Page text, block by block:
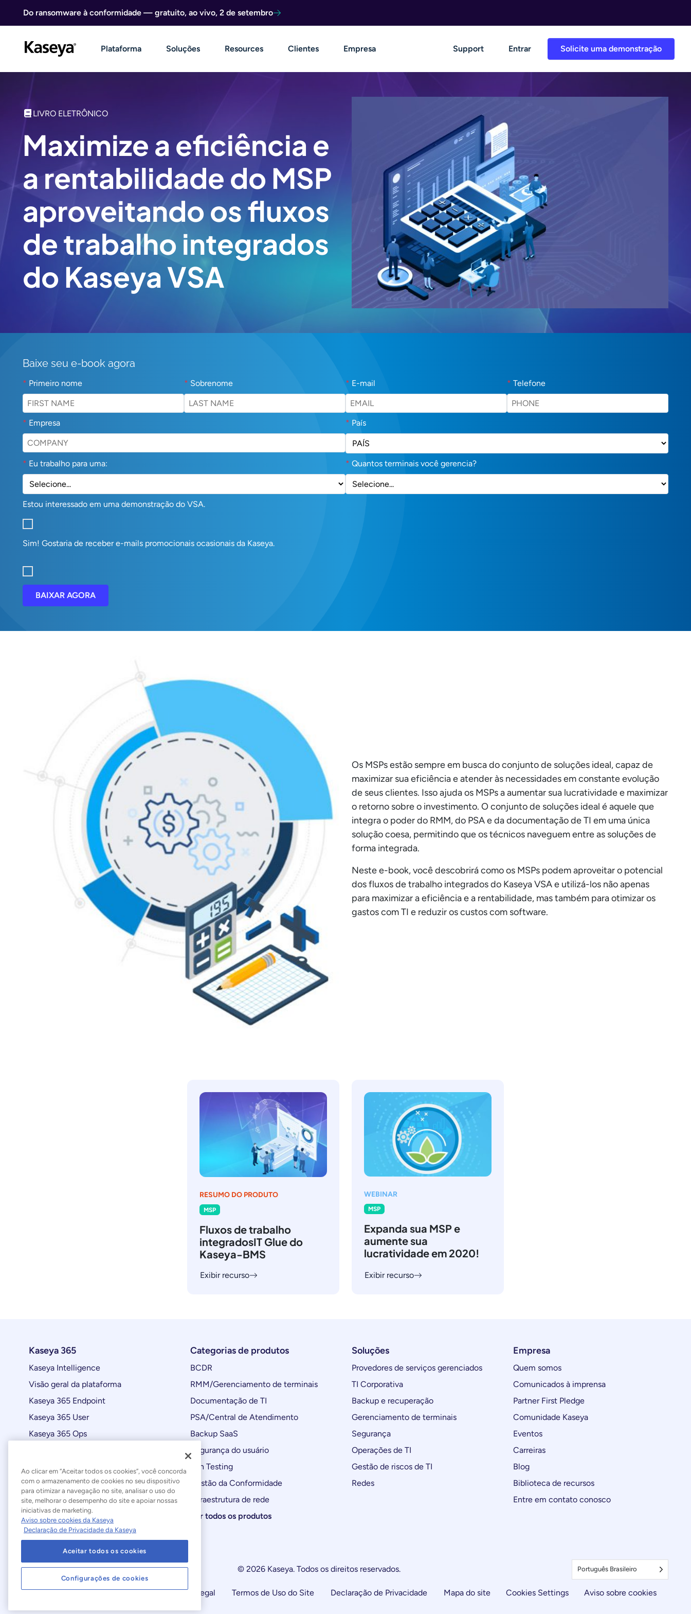
Do ransomware à conformidade — gratuito, ao vivo, 2 de setembro
Solicite uma demonstração
Plataforma Soluções Resources Clientes Empresa Support Entrar
LIVRO ELETRÔNICO
Maximize a eficiência e
a rentabilidade do MSP
aproveitando os fluxos
de trabalho integrados
do Kaseya VSA
Baixe seu e-book agora
* Primeiro nome * Sobrenome * E-mail * Telefone
* Empresa * País
* Eu trabalho para uma: * Quantos terminais você gerencia?
Estou interessado em uma demonstração do VSA.
Sim! Gostaria de receber e-mails promocionais ocasionais da Kaseya.
BAIXAR AGORA
Os MSPs estão sempre em busca do conjunto de soluções ideal, capaz de
maximizar sua eficiência e atender às necessidades em constante evolução
de seus clientes. Isso ajuda os MSPs a aumentar sua lucratividade e maximizar
o retorno sobre o investimento. O conjunto de soluções ideal é aquele que
integra o poder do RMM, do PSA e da documentação de TI em uma única
solução coesa, permitindo que os técnicos naveguem entre as soluções de
forma integrada.
Neste e-book, você descobrirá como os MSPs podem aproveitar o potencial
dos fluxos de trabalho integrados do Kaseya VSA e utilizá-los não apenas
para maximizar a eficiência e a rentabilidade, mas também para otimizar os
gastos com TI e reduzir os custos com software.
RESUMO DO PRODUTO
MSP
Fluxos de trabalho
integradosIT Glue do
Kaseya-BMS
Exibir recurso
WEBINAR
MSP
Expanda sua MSP e
aumente sua
lucratividade em 2020!
Exibir recurso
Kaseya 365
Kaseya Intelligence
Visão geral da plataforma
Kaseya 365 Endpoint
Kaseya 365 User
Kaseya 365 Ops
Atualizações de produtos
Categorias de produtos
BCDR
RMM/Gerenciamento de terminais
Documentação de TI
PSA/Central de Atendimento
Backup SaaS
Segurança do usuário
Pen Testing
Gestão da Conformidade
Infraestrutura de rede
Ver todos os produtos
Soluções
Provedores de serviços gerenciados
TI Corporativa
Backup e recuperação
Gerenciamento de terminais
Segurança
Operações de TI
Gestão de riscos de TI
Redes
Empresa
Quem somos
Comunicados à imprensa
Partner First Pledge
Comunidade Kaseya
Eventos
Carreiras
Blog
Biblioteca de recursos
Entre em contato conosco
© 2026 Kaseya. Todos os direitos reservados. Português Brasileiro
Declaração sobre a Escravidão Moderna Legal Termos de Uso do Site Declaração de Privacidade Mapa do site Cookies Settings Aviso sobre cookies
Ao clicar em “Aceitar todos os cookies”, você concorda
com o armazenamento de cookies no seu dispositivo
para otimizar a navegação no site, analisar o uso do
site, melhorar o desempenho do site e apoiar nossas
iniciativas de marketing.
Aviso sobre cookies da Kaseya
Declaração de Privacidade da Kaseya
Aceitar todos os cookies
Configurações de cookies